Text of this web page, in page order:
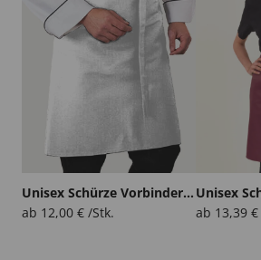
Unisex Schürze Vorbinder Tosa
ab 12,00 € /Stk.
ab 13,39 €